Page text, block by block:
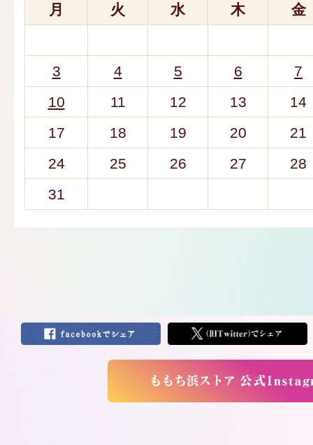
月 火 水 木 金
3 4 5 6
7
10
11 12 13
14
17
18 19 20
21
24
25 26 27
28
31